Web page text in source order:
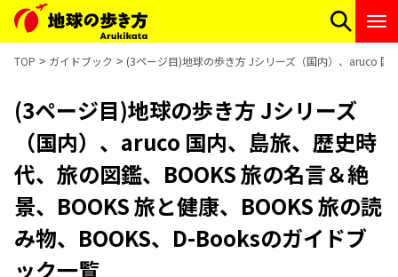
TOP ガイドブック (3ページ目)地球の歩き方 Jシリーズ（国内）、aruco 国
(3ページ目)地球の歩き方 Jシリーズ
（国内）、aruco 国内、島旅、歴史時
代、旅の図鑑、BOOKS 旅の名言＆絶
景、BOOKS 旅と健康、BOOKS 旅の読
み物、BOOKS、D-Booksのガイドブ
ック一覧